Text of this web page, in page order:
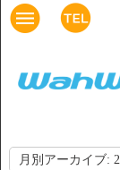
月別アーカイブ: